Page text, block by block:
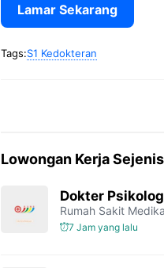
Lamar Sekarang
Tags:S1 Kedokteran
Lowongan Kerja Sejenis
Dokter
Rumah Sakit
7 Jam yang lalu